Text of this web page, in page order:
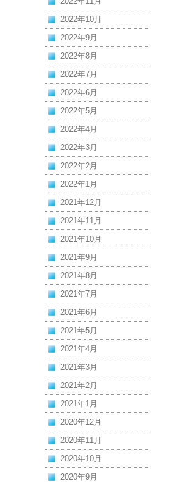
2022年10月
2022年9月
2022年8月
2022年7月
2022年6月
2022年5月
2022年4月
2022年3月
2022年2月
2022年1月
2021年12月
2021年11月
2021年10月
2021年9月
2021年8月
2021年7月
2021年6月
2021年5月
2021年4月
2021年3月
2021年2月
2021年1月
2020年12月
2020年11月
2020年10月
2020年9月